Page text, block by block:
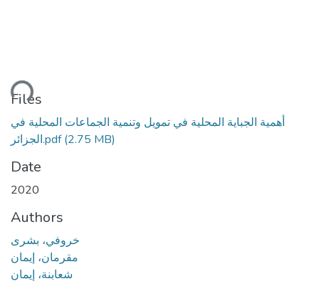
Files
أهمية الجباية المحلية في تمويل وتنمية الجماعات المحلية في
الجزائر.pdf(2.75 MB)
Date
2020
Authors
خروفي، بشرى
مقرمان، إيمان
شعابنة، إيمان